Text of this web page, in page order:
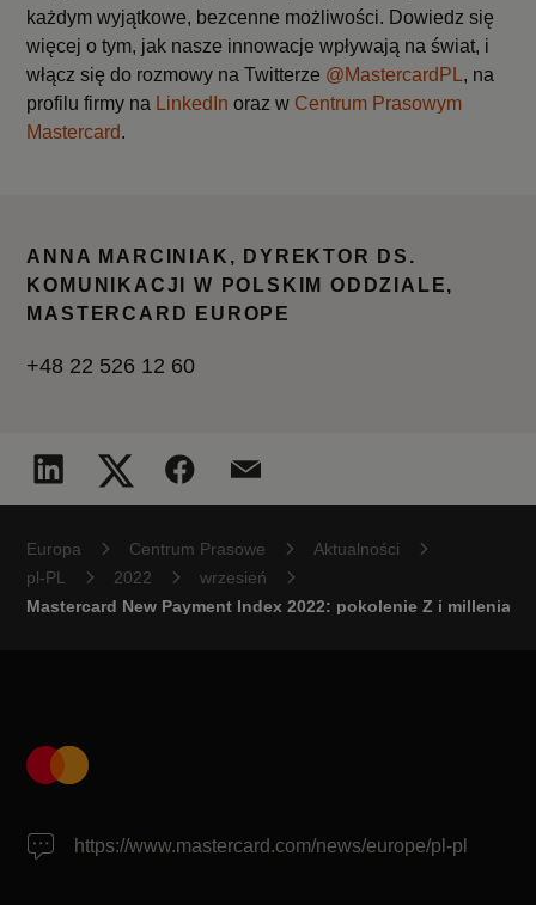
każdym wyjątkowe, bezcenne możliwości. Dowiedz się
więcej o tym, jak nasze innowacje wpływają na świat, i
włącz się do rozmowy na Twitterze @MastercardPL, na
profilu firmy na LinkedIn oraz w Centrum Prasowym
Mastercard.
ANNA MARCINIAK, DYREKTOR DS.
KOMUNIKACJI W POLSKIM ODDZIALE,
MASTERCARD EUROPE
+48 22 526 12 60
Europa Centrum Prasowe
Aktualności
pl-PL
2022
wrzesień
Mastercard New Payment Index 2022: pokolenie Z i
https://www.mastercard.com/news/europe/pl-pl